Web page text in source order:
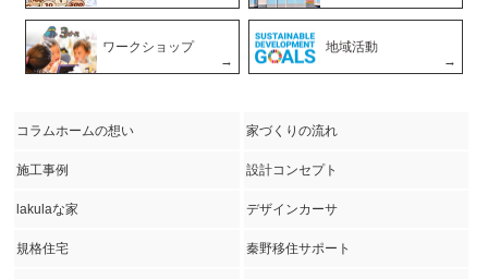
ワークショップ 地域活動
コラムホームの想い 家づくりの流れ
施工事例 設計コンセプト
lakulaな家 デザインカーサ
規格住宅 秦野移住サポート